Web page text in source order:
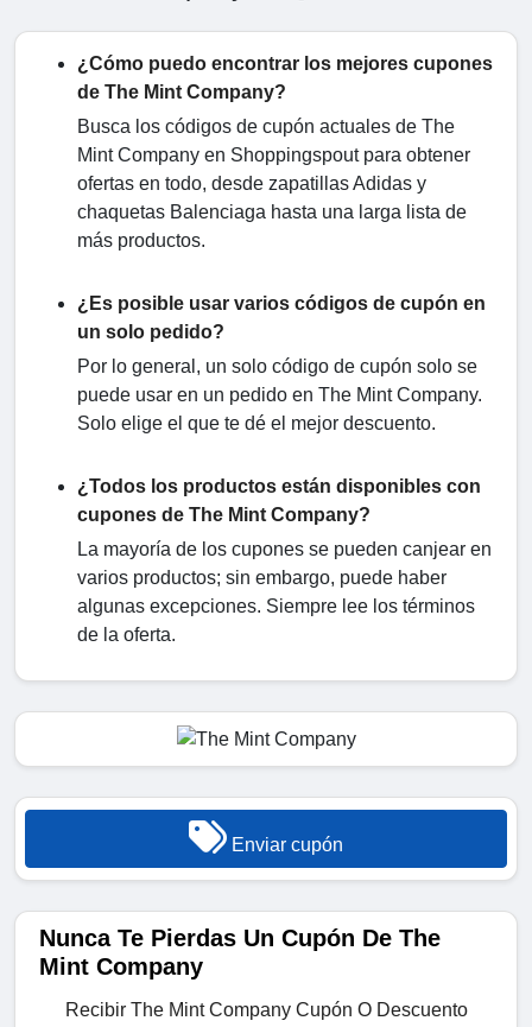
¿Cómo puedo encontrar los mejores cupones
de The Mint Company?
Busca los códigos de cupón actuales de The
Mint Company en Shoppingspout para obtener
ofertas en todo, desde zapatillas Adidas y
chaquetas Balenciaga hasta una larga lista de
más productos.
¿Es posible usar varios códigos de cupón en
un solo pedido?
Por lo general, un solo código de cupón solo se
puede usar en un pedido en The Mint Company.
Solo elige el que te dé el mejor descuento.
¿Todos los productos están disponibles con
cupones de The Mint Company?
La mayoría de los cupones se pueden canjear en
varios productos; sin embargo, puede haber
algunas excepciones. Siempre lee los términos
de la oferta.
Enviar cupón
Nunca Te Pierdas Un Cupón De The
Mint Company
Recibir The Mint Company Cupón O Descuento